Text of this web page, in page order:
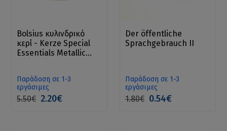
Bolsius κυλινδρικό
κερί - Kerze Special
Essentials Metallic
Παράδοση σε 1-3
εργάσιμες
5.50€ 2.20€
Der öffentliche
Sprachgebrauch II
Παράδοση σε 1-3
εργάσιμες
1.80€ 0.54€